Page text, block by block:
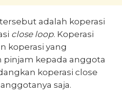
adalah koperasi
close loop. Koperasi
koperasi yang
kepada anggota
koperasi close
saja.